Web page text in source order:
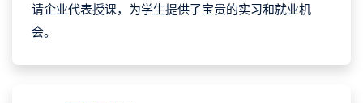
请企业代表授课，为学生提供了宝贵的实习和就业机
会。